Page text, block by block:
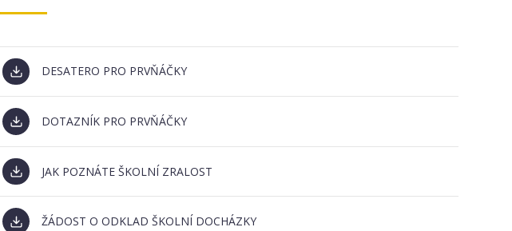
DESATERO PRO PRVŇÁČKY
DOTAZNÍK PRO PRVŇÁČKY
JAK POZNÁTE ŠKOLNÍ ZRALOST
ŽÁDOST O ODKLAD ŠKOLNÍ DOCHÁZKY